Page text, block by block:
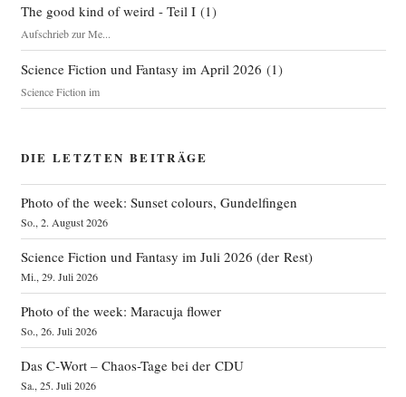
The good kind of weird - Teil I(1)
Aufschrieb zur Me...
Science Fiction und Fantasy im April 2026 (1)
Science Fiction im
DIE LETZTEN BEITRÄGE
Photo of the week: Sunset colours, Gundelfingen
So., 2. August 2026
Science Fiction und Fantasy im Juli 2026 (der Rest)
Mi., 29. Juli 2026
Photo of the week: Maracuja flower
So., 26. Juli 2026
Das C‑Wort – Chaos-Tage bei der CDU
Sa., 25. Juli 2026